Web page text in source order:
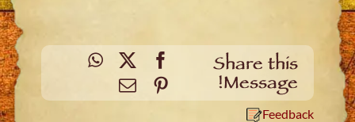
Share this
Message!
Facebook
X
WhatsApp
Pinterest
Email
Feedback